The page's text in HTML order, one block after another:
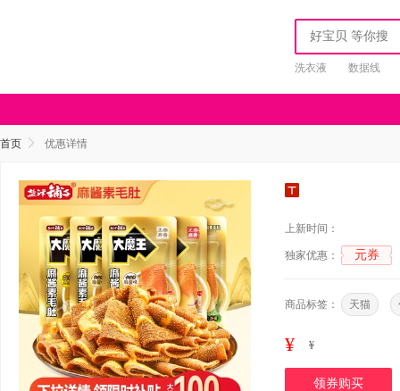
洗衣液 数据线
首页 优惠详情
上新时间：
独家优惠： 元券
商品标签： 天猫
¥ ¥
领券购买